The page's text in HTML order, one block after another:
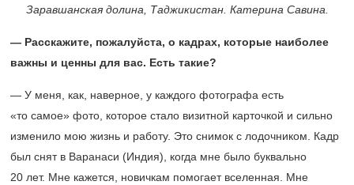
Заравшанская долина, Таджикистан. Катерина Савина.
— Расскажите, пожалуйста, о кадрах, которые наиболее
важны и ценны для вас. Есть такие?
— У меня, как, наверное, у каждого фотографа есть
«то самое» фото, которое стало визитной карточкой и сильно
изменило мою жизнь и работу. Это снимок с лодочником. Кадр
был снят в Варанаси (Индия), когда мне было буквально
20 лет. Мне кажется, новичкам помогает вселенная. Мне